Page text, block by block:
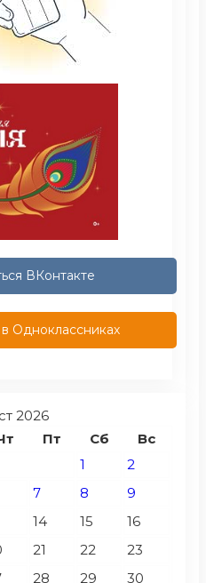
ВКонтакте
Одноклассниках
2026
Пт Сб
Вс
1
2
7 8
9
14 15
16
21 22
23
28 29 30